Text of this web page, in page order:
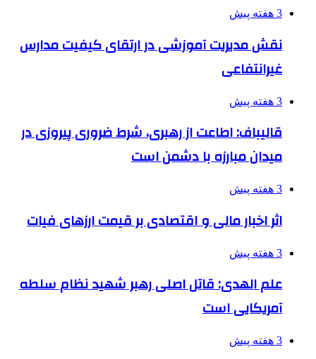
3 هفته پیش
نقش مدیریت آموزشی در ارتقای کیفیت مدارس
غیرانتفاعی
3 هفته پیش
قالیباف: اطاعت از رهبری، شرط ضروری پیروزی در
میدان مبارزه با دشمن است
3 هفته پیش
اثر اخبار مالی و اقتصادی بر قیمت ارزهای فیات
3 هفته پیش
علم الهدی: قاتل اصلی رهبر شهید نظام سلطه
آمریکایی است
3 هفته پیش